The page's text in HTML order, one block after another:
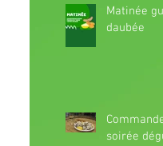
Matinée
daubée
soirée